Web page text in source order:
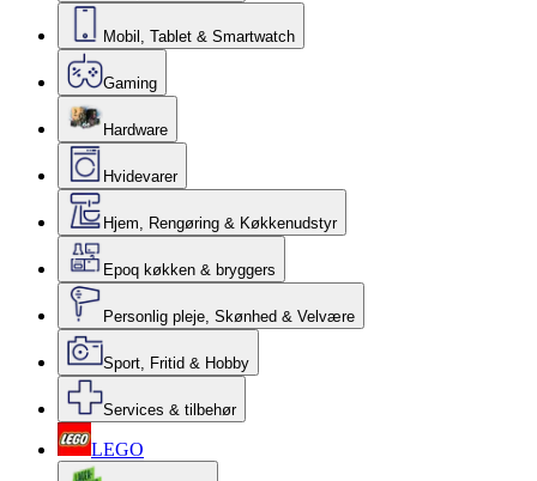
Mobil, Tablet & Smartwatch
Gaming
Hardware
Hvidevarer
Hjem, Rengøring & Køkkenudstyr
Epoq køkken & bryggers
Personlig pleje, Skønhed & Velvære
Sport, Fritid & Hobby
Services & tilbehør
LEGO